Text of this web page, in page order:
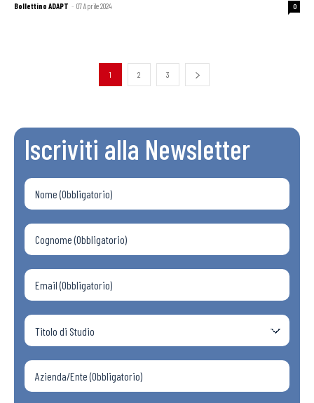
Bollettino ADAPT - 07 Aprile 2024 0
1 2 3
Iscriviti alla Newsletter